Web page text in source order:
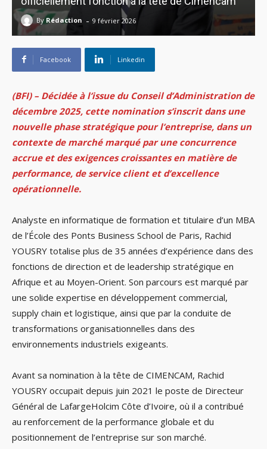
By Rédaction - 9 février 2026
Facebook Linkedin
(BFI) – Décidée à l’issue du Conseil d’Administration de
décembre 2025, cette nomination s’inscrit dans une
nouvelle phase stratégique pour l’entreprise, dans un
contexte de marché marqué par une concurrence
accrue et des exigences croissantes en matière de
performance, de service client et d’excellence
opérationnelle.
Analyste en informatique de formation et titulaire d’un MBA
de l’École des Ponts Business School de Paris, Rachid
YOUSRY totalise plus de 35 années d’expérience dans des
fonctions de direction et de leadership stratégique en
Afrique et au Moyen-Orient. Son parcours est marqué par
une solide expertise en développement commercial,
supply chain et logistique, ainsi que par la conduite de
transformations organisationnelles dans des
environnements industriels exigeants.
Avant sa nomination à la tête de CIMENCAM, Rachid
YOUSRY occupait depuis juin 2021 le poste de Directeur
Général de LafargeHolcim Côte d’Ivoire, où il a contribué
au renforcement de la performance globale et du
positionnement de l’entreprise sur son marché.